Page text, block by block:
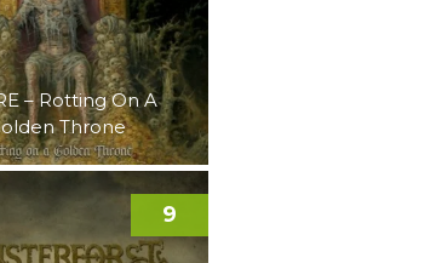
– Rotting On A
Throne
9